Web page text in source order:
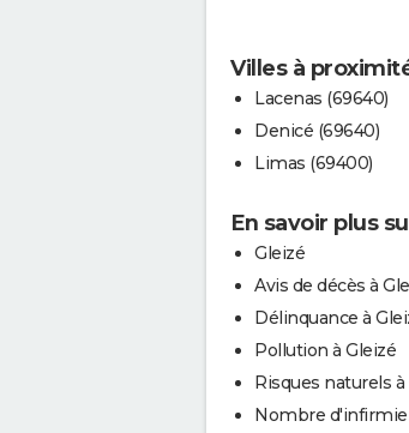
Villes à
Lacenas (69640)
Denicé (69640)
Limas (69400)
En savoir plus
Gleizé
Avis de décès à
Délinquance à
Pollution à Gleizé
Risques naturels à
Nombre